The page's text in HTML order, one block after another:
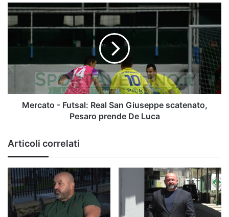
le
big
Mercato
-
Futsal:
scatenato,
prende
Mercato - Futsal: Real San Giuseppe scatenato,
Pesaro prende De Luca
Articoli correlati